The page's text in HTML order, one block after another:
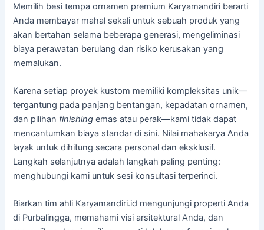
Memilih besi tempa ornamen premium Karyamandiri berarti
Anda membayar mahal sekali untuk sebuah produk yang
akan bertahan selama beberapa generasi, mengeliminasi
biaya perawatan berulang dan risiko kerusakan yang
memalukan.
Karena setiap proyek kustom memiliki kompleksitas unik—
tergantung pada panjang bentangan, kepadatan ornamen,
dan pilihan finishing emas atau perak—kami tidak dapat
mencantumkan biaya standar di sini. Nilai mahakarya Anda
layak untuk dihitung secara personal dan eksklusif.
Langkah selanjutnya adalah langkah paling penting:
menghubungi kami untuk sesi konsultasi terperinci.
Biarkan tim ahli Karyamandiri.id mengunjungi properti Anda
di Purbalingga, memahami visi arsitektural Anda, dan